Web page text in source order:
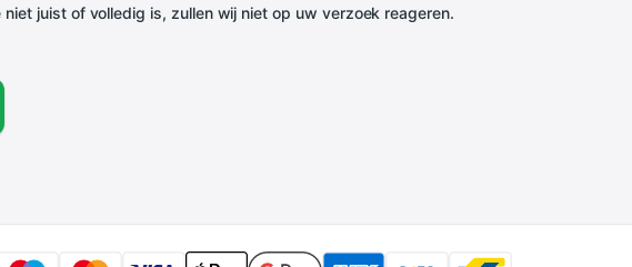
juist of volledig is, zullen wij niet op uw verzoek reageren.